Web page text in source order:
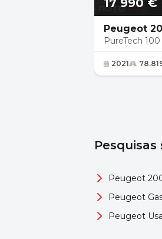
17 990 €
Peugeot
PureTech
2021
Peugeot
Peugeot
Peugeot